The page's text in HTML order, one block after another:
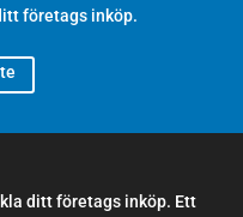
företags inköp.
ditt företags inköp. Ett